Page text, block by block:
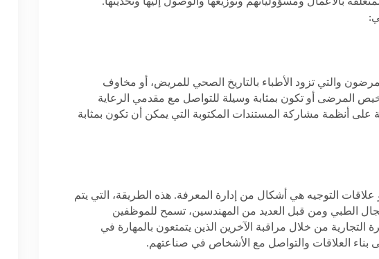
بالأعمال ومسؤولياتهم وتوزيعها والوصول إليها وتحديثها.
والتي تزود الأطباء بالتاريخ الصحي للمريض، أو مخاوف
المرضى أو تكون بمثابة وسيلة للتواصل مع مقدمي الرعاية
على أنظمة مشاركة المستندات المكتوبة التي يمكن أن تكون بمثابة
علاقات التوجيه هي أشكال من إدارة المعرفة. هذه الطريقة، التي يتم
الطبي ومن قبل العديد من المهندسين، تسمح للموظفين
التجارية من خلال مراقبة الآخرين الذين يتمتعون بالمهارة في
بناء العلاقات والتواصل مع الأشخاص في صناعتهم.